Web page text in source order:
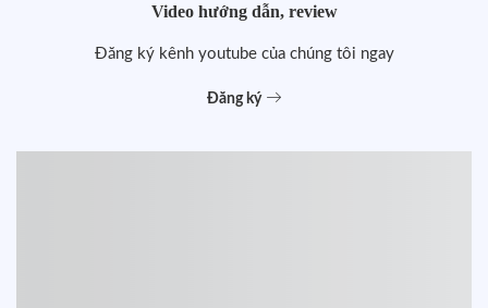
Video hướng dẫn, review
Đăng ký kênh youtube của chúng tôi ngay
Đăng ký